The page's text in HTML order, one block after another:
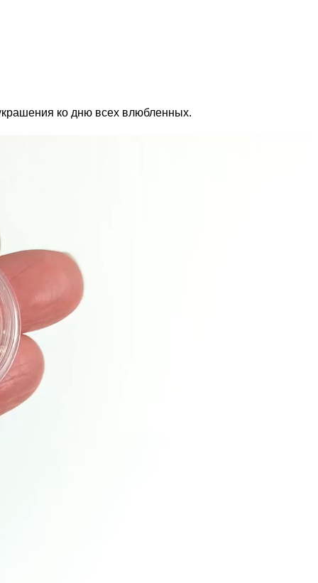
ко дню всех влюбленных.